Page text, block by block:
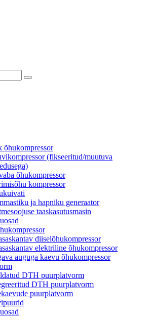
õhukompressor
(fikseeritud/muutuva
õhukompressor
kompressor
ja hapniku generaator
taaskasutusmasin
diiselõhukompressor
elektriline õhukompressor
auguga kaevu õhukompressor
DTH puurplatvorm
DTH puurplatvorm
puurplatvorm